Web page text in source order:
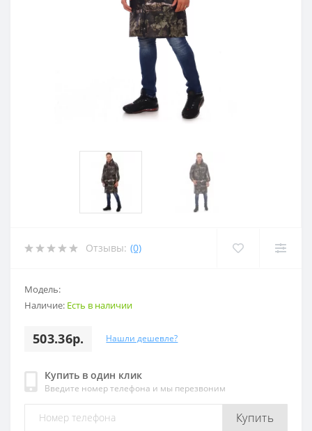
Отзывы: (0)
Модель:
Наличие: Есть в наличии
503.36р. Нашли дешевле?
Купить в один клик
Введите номер телефона и мы перезвоним
Купить